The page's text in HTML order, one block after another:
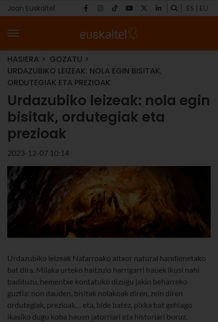
Joan Euskaltel ES EU
HASIERA
GOZATU
URDAZUBIKO LEIZEAK: NOLA EGIN BISITAK,
ORDUTEGIAK ETA PREZIOAK
Urdazubiko leizeak: nola egin
bisitak, ordutegiak eta
prezioak
2023-12-07 10:14
Urdazubiko leizeak Nafarroako altxor natural handienetako
bat dira. Milaka urteko haitzulo harrigarri hauek ikusi nahi
badituzu, hementxe kontatuko dizugu jakin beharreko
guztia: non dauden, bisitak nolakoak diren, zein diren
ordutegiak, prezioak… eta, bide batez, pixka bat gehiago
ikasiko dugu koba hauen jatorriari eta historiari buruz.